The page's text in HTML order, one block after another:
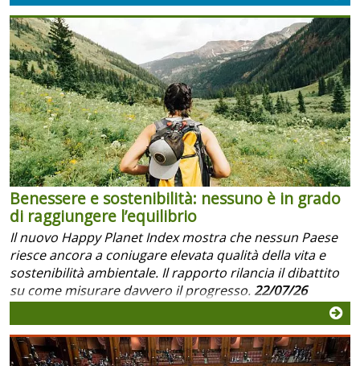
Benessere e sostenibilità: nessuno è in grado
di raggiungere l’equilibrio
Il nuovo Happy Planet Index mostra che nessun Paese
riesce ancora a coniugare elevata qualità della vita e
sostenibilità ambientale. Il rapporto rilancia il dibattito
su come misurare davvero il progresso.22/07/26